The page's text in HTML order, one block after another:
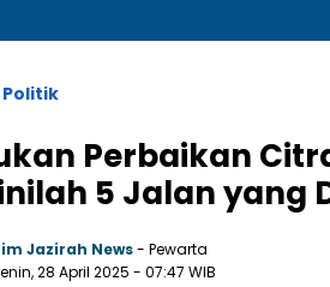
Politik
Perbaikan
5 Jalan yang
Jazirah News- Pewarta
28 April 2025 - 07:47 WIB